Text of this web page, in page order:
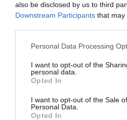
also be disclosed by us to third
Downstream Participants that may
Personal Data Processing
I want to opt-out of the
personal data.
Opted In
I want to opt-out of the Sale
Personal Data.
Opted In